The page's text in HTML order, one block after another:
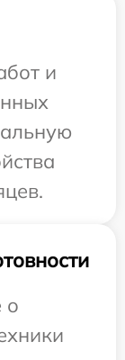
и
о